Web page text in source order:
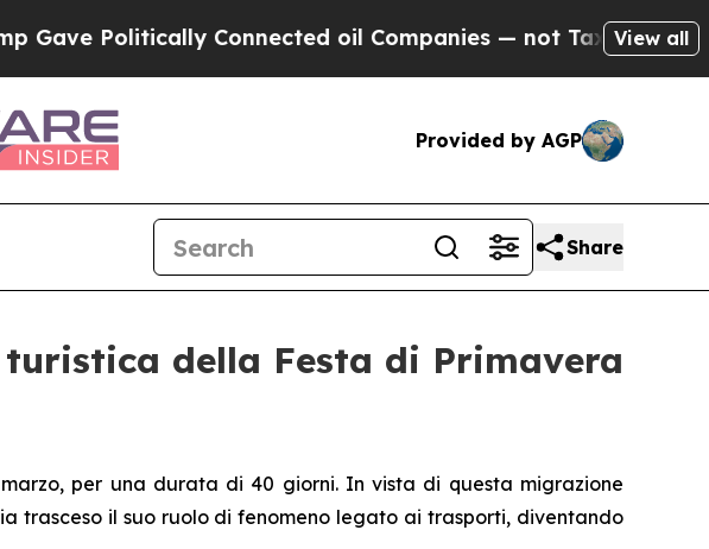
Connected oil Companies — not Taxpayers — theView all
Provided by AGP
Share
della Festa di Primavera
per una durata di 40 giorni. In vista di questa migrazione
trasceso il suo ruolo di fenomeno legato ai trasporti, diventando